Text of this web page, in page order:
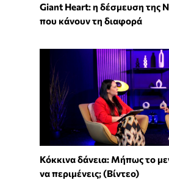
Giant Heart: η δέσμευση της
που κάνουν τη διαφορά
Κόκκινα δάνεια: Μήπως το
να περιμένεις; (Βίντεο)